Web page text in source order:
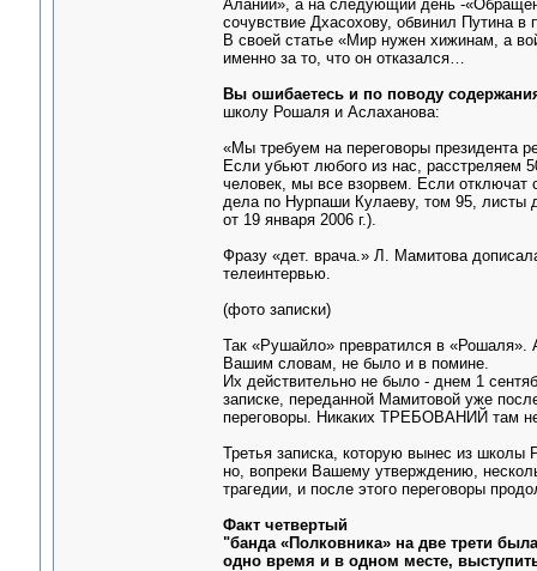
Алании», а на следующий день -
сочувствие Дхасохову, обвинил Путина
В своей статье «Мир нужен хижинам, а
именно за то, что он отказался…
Вы ошибаетесь и по поводу
школу Рошаля и Аслаханова:
«Мы требуем на переговоры президента
Если убьют любого из нас, расстреляем
человек, мы все взорвем. Если отключат
дела по Нурпаши Кулаеву, том 95, листы
от 19 января 2006 г.).
Фразу «дет. врача.» Л. Мамитова
телеинтервью.
(фото записки)
Так «Рушайло» превратился в «Рошаля».
Вашим словам, не было и в помине.
Их действительно не было - днем 1
записке, переданной Мамитовой уже
переговоры. Никаких ТРЕБОВАНИЙ там
Третья записка, которую вынес из школы
но, вопреки Вашему утверждению,
трагедии, и после этого переговоры
Факт четвертый
"банда «Полковника» на две трети
одно время и в одном месте,